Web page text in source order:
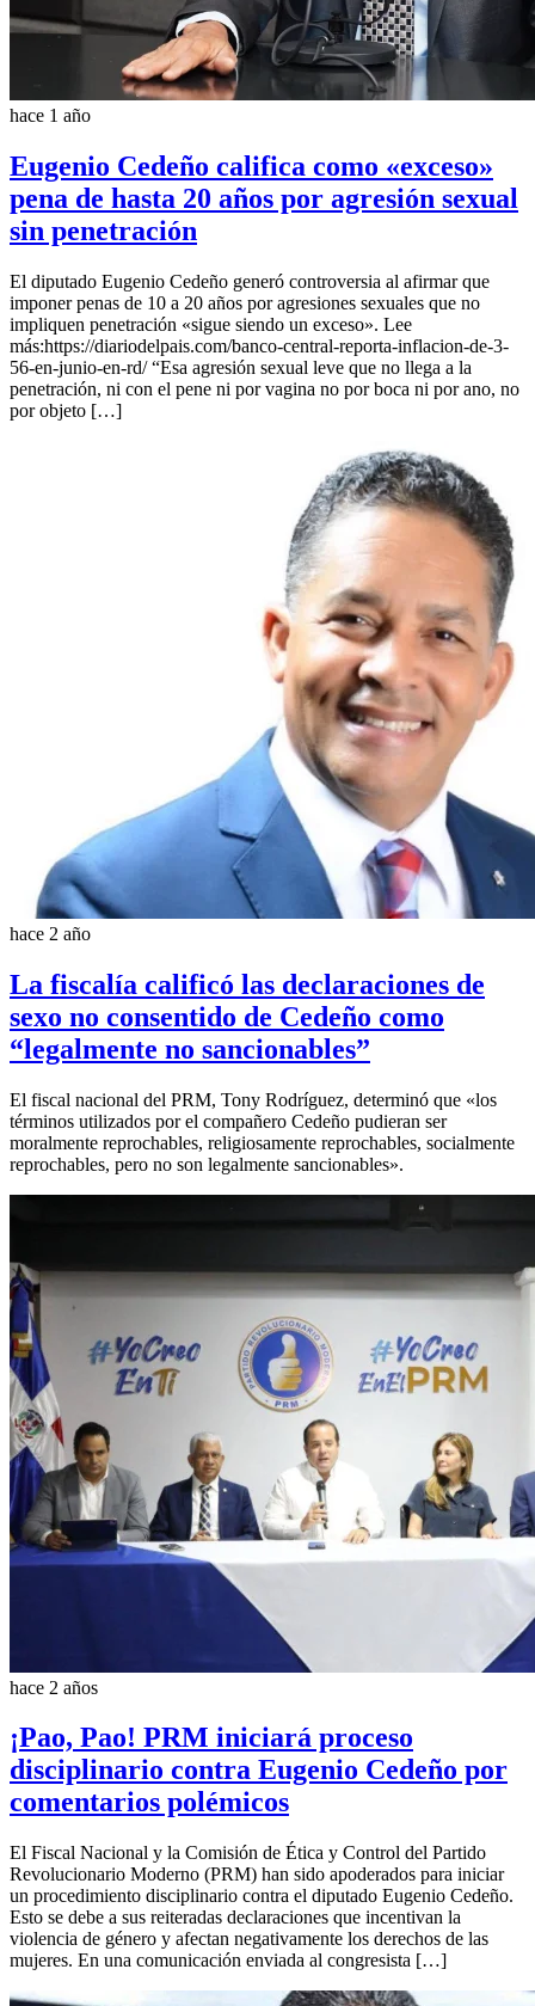
hace 1 año
Eugenio Cedeño califica como «exceso»
pena de hasta 20 años por agresión sexual
sin penetración
El diputado Eugenio Cedeño generó controversia al afirmar que
imponer penas de 10 a 20 años por agresiones sexuales que no
impliquen penetración «sigue siendo un exceso». Lee
más:https://diariodelpais.com/banco-central-reporta-inflacion-de-3-
56-en-junio-en-rd/ “Esa agresión sexual leve que no llega a la
penetración, ni con el pene ni por vagina no por boca ni por ano, no
por objeto […]
hace 2 año
La fiscalía calificó las declaraciones de
sexo no consentido de Cedeño como
“legalmente no sancionables”
El fiscal nacional del PRM, Tony Rodríguez, determinó que «los
términos utilizados por el compañero Cedeño pudieran ser
moralmente reprochables, religiosamente reprochables, socialmente
reprochables, pero no son legalmente sancionables».
hace 2 años
¡Pao, Pao! PRM iniciará proceso
disciplinario contra Eugenio Cedeño por
comentarios polémicos
El Fiscal Nacional y la Comisión de Ética y Control del Partido
Revolucionario Moderno (PRM) han sido apoderados para iniciar
un procedimiento disciplinario contra el diputado Eugenio Cedeño.
Esto se debe a sus reiteradas declaraciones que incentivan la
violencia de género y afectan negativamente los derechos de las
mujeres. En una comunicación enviada al congresista […]